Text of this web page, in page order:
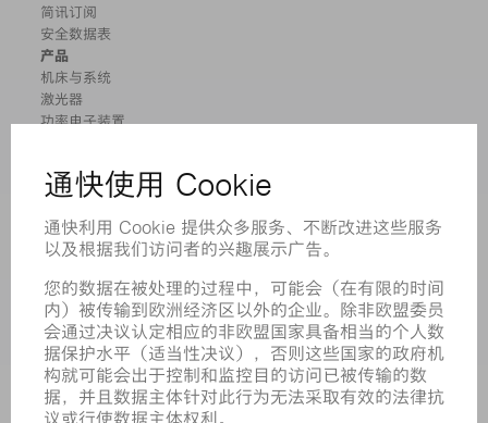
简讯订阅
安全数据表
产品
机床与系统
激光器
功率电子装置
软件
应用
行业
职业发展
招聘职位
企业简介
董事会
业务报告
企业宗旨